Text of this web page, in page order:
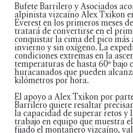
Bufete Barrilero y Asociados
alpinista vizcaíno Alex Txikon
Everest en los primeros meses
tratará de convertirse en el
conquistar la cima del pico
invierno y sin oxígeno. La
condiciones extremas en la
temperaturas de hasta 60º bajo
huracanados que pueden
kilómetros por hora.
El apoyo a Alex Txikon por
Barrilero quiere resaltar
la capacidad de superar retos
trabajo en equipo que muestra
fijado el montañero vizcaíno,